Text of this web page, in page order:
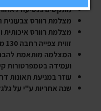
מתקשים בנסיעה לאחור
מצלמת רוורס
מצלמת רוורס איכותית
זווית צפייה רחבה 130 מעלות
המצלמה מותאמת
ועמידה בטמפרטורות
עוזר במניעת תאונות
שנה אחריות ע"י על